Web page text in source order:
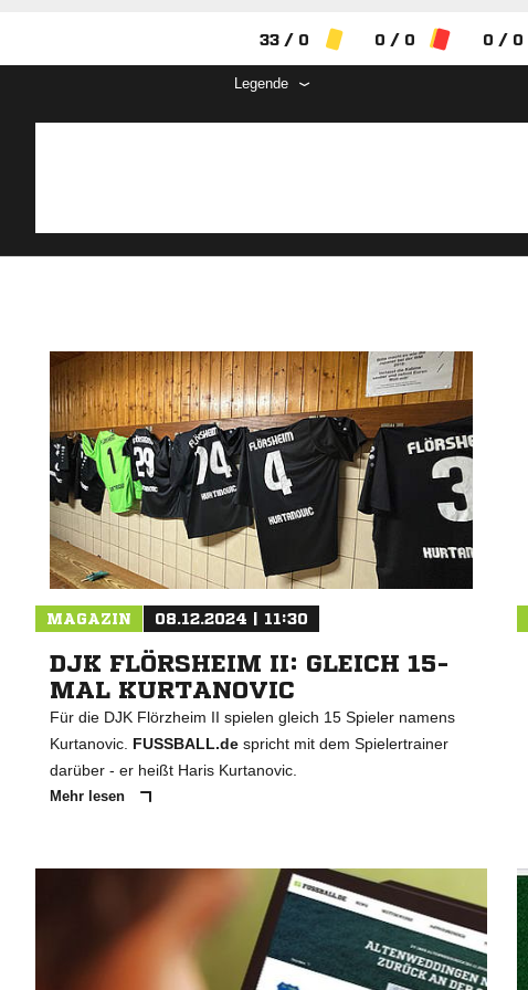
33 / 0 0 / 0 0 / 0
Legende
MAGAZIN 08.12.2024 | 11:30
DJK FLÖRSHEIM II: GLEICH 15-
MAL KURTANOVIC
Für die DJK Flörzheim II spielen gleich 15 Spieler namens
Kurtanovic. FUSSBALL.de spricht mit dem Spielertrainer
darüber - er heißt Haris Kurtanovic.
Mehr lesen